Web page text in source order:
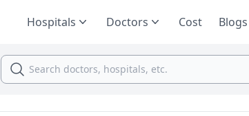
Hospitals Doctors Cost Blogs